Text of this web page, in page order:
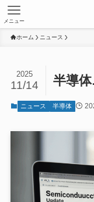
メニュー
ホーム ニュース
半導
2025
11/14
ニュース 半導体